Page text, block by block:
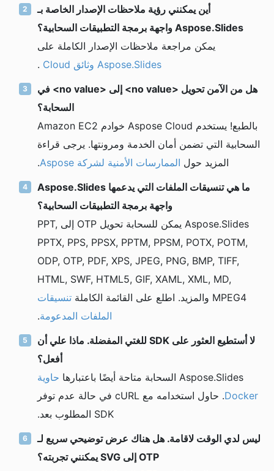
أين يمكنني رؤية ملاحظات الإصدار الخاصة بـ
Aspose.Slides واجهة برمجة التطبيقات السحابية؟
يمكن مراجعة ملاحظات الإصدار الكاملة على
Aspose.Slides وثائق Cloud
.
هل من الآمن تحويل <no value> إلى <no value> في
السحابة؟
بالطبع! يستخدم Aspose Cloud خوادم Amazon EC2
السحابية التي تضمن أمان الخدمة ومرونتها. يرجى قراءة
المزيد حول الممارسات الأمنية لشركة Aspose
.
ما هي تنسيقات الملفات التي يدعمها Aspose.Slides
واجهة برمجة التطبيقات السحابية؟
Aspose.Slides يمكن للسحابة تحويل OTP إلى PPT,
PPTX, PPS, PPSX, PPTM, PPSM, POTX, POTM,
ODP, OTP, PDF, XPS, JPEG, PNG, BMP, TIFF,
HTML, SWF, HTML5, GIF, XAML, XML, MD,
MPEG4 والمزيد. اطلع على القائمة الكاملة
تنسيقات
الملفات المدعومة.
لا أستطيع العثور على SDK للغتي المفضلة. ماذا علي أن
أفعل؟
Aspose.Slides السحابة متاحة أيضًا باعتبارها
حاوية
Docker
. حاول استخدامه مع cURL في حالة عدم توفر
SDK المطلوب بعد.
ليس لدي الوقت لاقامة. هل هناك عرض توضيحي سريع لـ
OTP إلى SVG يمكنني تجربته؟